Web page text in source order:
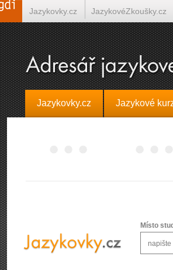
Jazykovky.cz Jazykové
Místo
Jazykovky.cz JazykovéZkoušky.cz
Španělština on-line Italština on-line